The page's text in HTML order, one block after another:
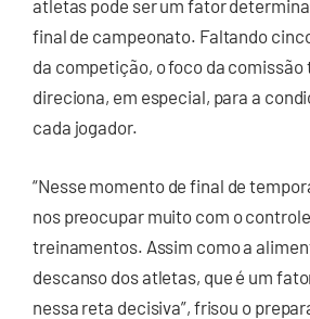
atletas pode ser um fator
final de campeonato. Faltando
da competição, o foco da
direciona, em especial, para a
cada jogador.
“Nesse momento de final de
nos preocupar muito com o
treinamentos. Assim como a
descanso dos atletas, que é um
nessa reta decisiva”, frisou o